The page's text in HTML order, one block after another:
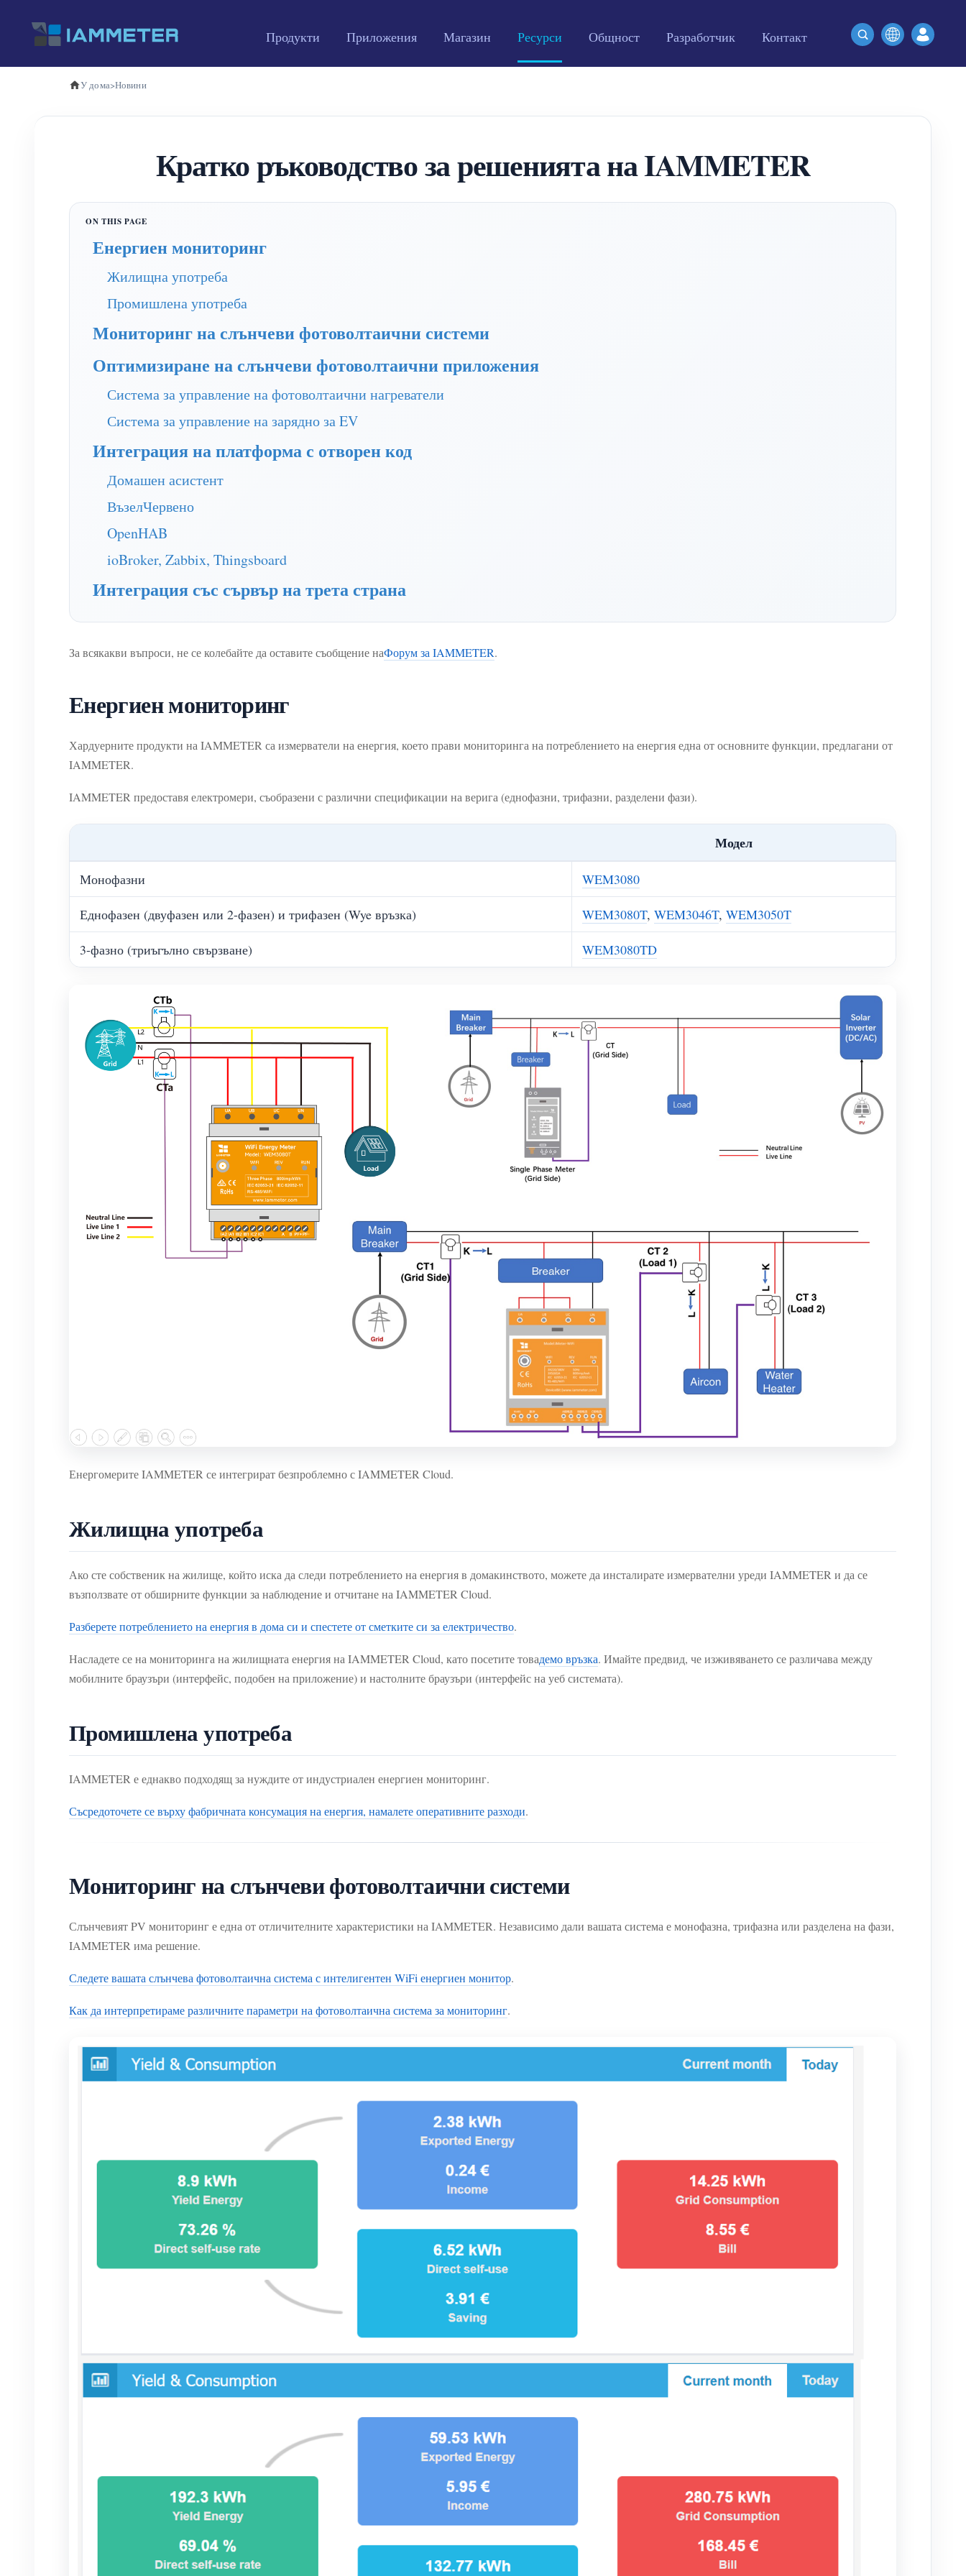
Продукти Приложения Магазин Ресурси Общност Разработчик Контакт
У дома>Новини
Кратко ръководство за решенията на IAMMETER
Енергиен мониторинг
Жилищна употреба
Промишлена употреба
Мониторинг на слънчеви фотоволтаични системи
Оптимизиране на слънчеви фотоволтаични приложения
Система за управление на фотоволтаични нагреватели
Система за управление на зарядно за EV
Интеграция на платформа с отворен код
Домашен асистент
ВъзелЧервено
OpenHAB
ioBroker, Zabbix, Thingsboard
Интеграция със сървър на трета страна
За всякакви въпроси, не се колебайте да оставите съобщение наФорум за IAMMETER.
Енергиен мониторинг
Хардуерните продукти на IAMMETER са измерватели на енергия, което прави мониторинга на потреблението на енергия една от основните функции, предлагани от
IAMMETER.
IAMMETER предоставя електромери, съобразени с различни спецификации на верига (еднофазни, трифазни, разделени фази).
Модел
Монофазни WEM3080
Еднофазен (двуфазен или 2-фазен) и трифазен (Wye връзка) WEM3080T, WEM3046T, WEM3050T
3-фазно (триъгълно свързване) WEM3080TD
Енергомерите IAMMETER се интегрират безпроблемно с IAMMETER Cloud.
Жилищна употреба
Ако сте собственик на жилище, който иска да следи потреблението на енергия в домакинството, можете да инсталирате измервателни уреди IAMMETER и да се
възползвате от обширните функции за наблюдение и отчитане на IAMMETER Cloud.
Разберете потреблението на енергия в дома си и спестете от сметките си за електричество.
Насладете се на мониторинга на жилищната енергия на IAMMETER Cloud, като посетите товадемо връзка. Имайте предвид, че изживяването се различава между
мобилните браузъри (интерфейс, подобен на приложение) и настолните браузъри (интерфейс на уеб системата).
Промишлена употреба
IAMMETER е еднакво подходящ за нуждите от индустриален енергиен мониторинг.
Съсредоточете се върху фабричната консумация на енергия, намалете оперативните разходи.
Мониторинг на слънчеви фотоволтаични системи
Слънчевият PV мониторинг е една от отличителните характеристики на IAMMETER. Независимо дали вашата система е монофазна, трифазна или разделена на фази,
IAMMETER има решение.
Следете вашата слънчева фотоволтаична система с интелигентен WiFi енергиен монитор.
Как да интерпретираме различните параметри на фотоволтаична система за мониторинг.